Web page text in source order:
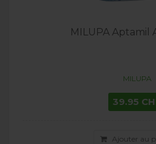
MILUPA Aptamil
MILUPA
39.95
Ajouter au